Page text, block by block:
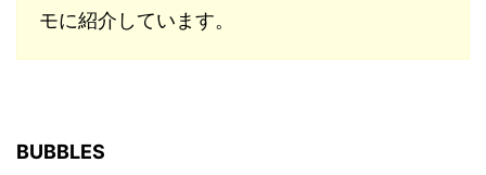
モに紹介しています。
BUBBLES